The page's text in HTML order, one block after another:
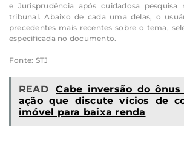
e Jurisprudência após cuidadosa pesquisa
tribunal. Abaixo de cada uma delas, o
precedentes mais recentes sobre o tema,
especificada no documento.
Fonte: STJ
READ
Cabe inversão do
ação que discute vícios de
imóvel para baixa renda